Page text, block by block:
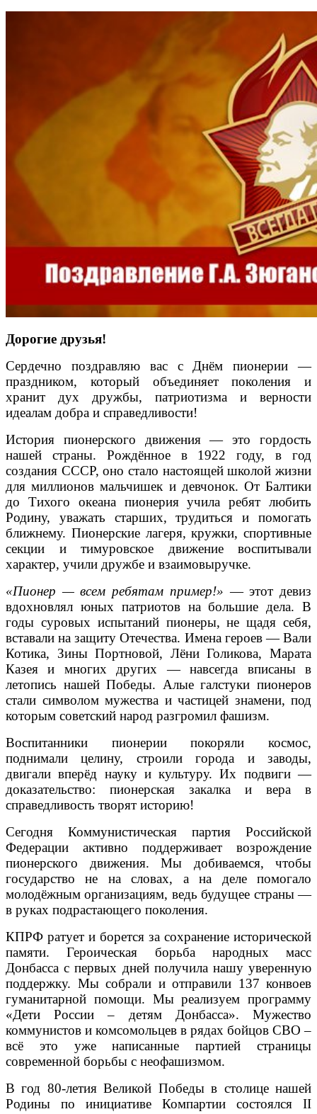
Дорогие друзья!
Сердечно поздравляю вас с Днём пионерии —
праздником, который объединяет поколения и
хранит дух дружбы, патриотизма и верности
идеалам добра и справедливости!
История пионерского движения — это гордость
нашей страны. Рождённое в 1922 году, в год
создания СССР, оно стало настоящей школой жизни
для миллионов мальчишек и девчонок. От Балтики
до Тихого океана пионерия учила ребят любить
Родину, уважать старших, трудиться и помогать
ближнему. Пионерские лагеря, кружки, спортивные
секции и тимуровское движение воспитывали
характер, учили дружбе и взаимовыручке.
«Пионер — всем ребятам пример!» — этот девиз
вдохновлял юных патриотов на большие дела. В
годы суровых испытаний пионеры, не щадя себя,
вставали на защиту Отечества. Имена героев — Вали
Котика, Зины Портновой, Лёни Голикова, Марата
Казея и многих других — навсегда вписаны в
летопись нашей Победы. Алые галстуки пионеров
стали символом мужества и частицей знамени, под
которым советский народ разгромил фашизм.
Воспитанники пионерии покоряли космос,
поднимали целину, строили города и заводы,
двигали вперёд науку и культуру. Их подвиги —
доказательство: пионерская закалка и вера в
справедливость творят историю!
Сегодня Коммунистическая партия Российской
Федерации активно поддерживает возрождение
пионерского движения. Мы добиваемся, чтобы
государство не на словах, а на деле помогало
молодёжным организациям, ведь будущее страны —
в руках подрастающего поколения.
КПРФ ратует и борется за сохранение исторической
памяти. Героическая борьба народных масс
Донбасса с первых дней получила нашу уверенную
поддержку. Мы собрали и отправили 137 конвоев
гуманитарной помощи. Мы реализуем программу
«Дети России – детям Донбасса». Мужество
коммунистов и комсомольцев в рядах бойцов СВО –
всё это уже написанные партией страницы
современной борьбы с неофашизмом.
В год 80-летия Великой Победы в столице нашей
Родины по инициативе Компартии состоялся II